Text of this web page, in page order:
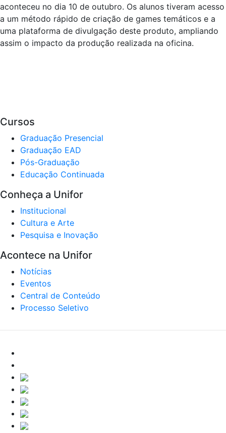
aconteceu no dia 10 de outubro. Os alunos tiveram acesso
a um método rápido de criação de games temáticos e a
uma plataforma de divulgação deste produto, ampliando
assim o impacto da produção realizada na oficina.
Cursos
Graduação Presencial
Graduação EAD
Pós-Graduação
Educação Continuada
Conheça a Unifor
Institucional
Cultura e Arte
Pesquisa e Inovação
Acontece na Unifor
Notícias
Eventos
Central de Conteúdo
Processo Seletivo